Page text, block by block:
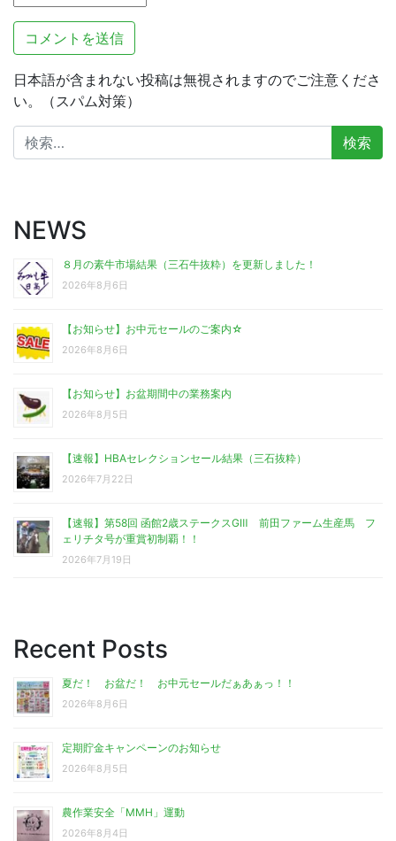
日本語が含まれない投稿は無視されますのでご注意くださ
い。（スパム対策）
検
索:
NEWS
８月の素牛市場結果（三石牛抜粋）を更新しました！
2026年8月6日
【お知らせ】お中元セールのご案内☆
2026年8月6日
【お知らせ】お盆期間中の業務案内
2026年8月5日
【速報】HBAセレクションセール結果（三石抜粋）
2026年7月22日
【速報】第58回 函館2歳ステークスGⅢ 前田ファーム生産馬 フ
ェリチタ号が重賞初制覇！！
2026年7月19日
Recent Posts
夏だ！ お盆だ！ お中元セールだぁあぁっ！！
2026年8月6日
定期貯金キャンペーンのお知らせ
2026年8月5日
農作業安全「MMH」運動
2026年8月4日